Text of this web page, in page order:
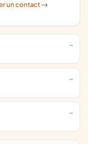
un contact ->